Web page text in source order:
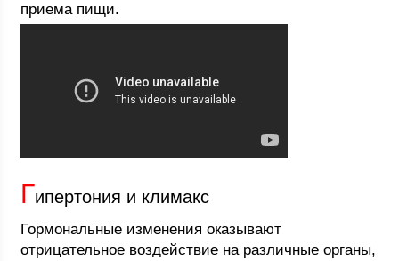
приема пищи.
Гипертония и климакс
Гормональные изменения оказывают
отрицательное воздействие на различные органы,